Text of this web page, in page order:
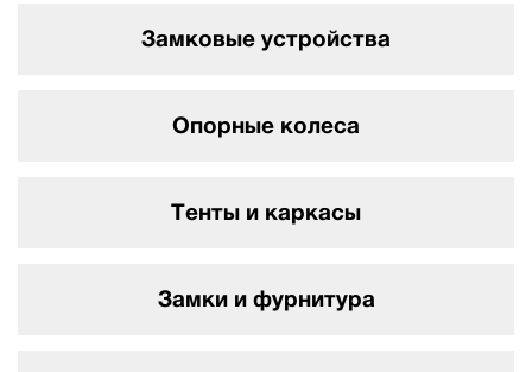
Замковые устройства
Опорные колеса
Тенты и каркасы
Замки и фурнитура